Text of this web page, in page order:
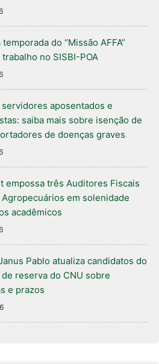
do “Missão AFFA”
no SISBI-POA
servidores aposentados e
saiba mais sobre isenção de
de doenças graves
empossa três Auditores Fiscais
Agropecuários em solenidade
acadêmicos
Pablo atualiza candidatos do
reserva do CNU sobre
e prazos